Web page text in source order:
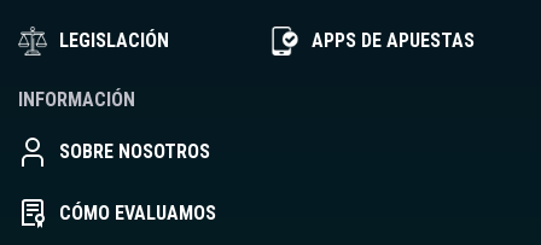
LEGISLACIÓN APPS DE APUESTAS
INFORMACIÓN
SOBRE NOSOTROS
CÓMO EVALUAMOS